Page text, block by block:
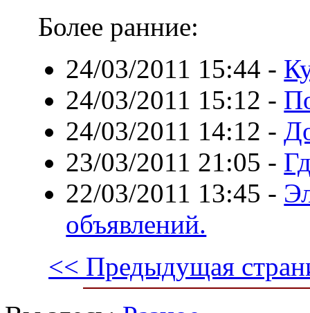
Более ранние:
24/03/2011 15:44 -
24/03/2011 15:12 -
24/03/2011 14:12 -
23/03/2011 21:05 -
22/03/2011 13:45 -
объявлений.
<< Предыдущая